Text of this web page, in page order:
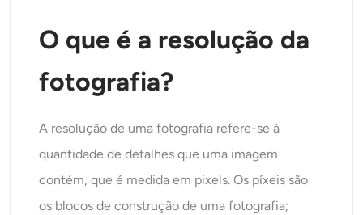
O que é a resolução da
fotografia?
A resolução de uma fotografia refere-se à
quantidade de detalhes que uma imagem
contém, que é medida em pixels. Os píxeis são
os blocos de construção de uma fotografia;